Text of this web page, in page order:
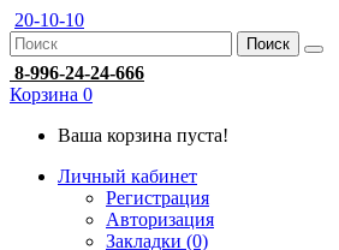
20-10-10
Поиск
8-996-24-24-666
Корзина 0
Ваша корзина пуста!
Личный кабинет
Регистрация
Авторизация
Закладки (0)